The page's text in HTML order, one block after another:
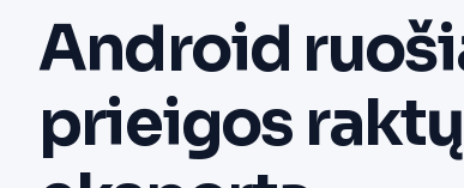
Android
prieigos